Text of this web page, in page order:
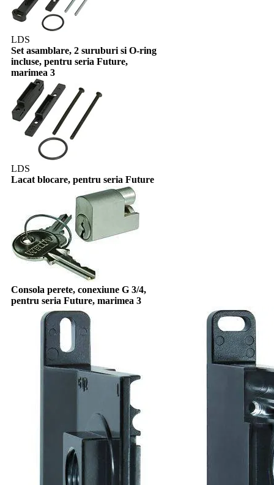
LDS
Set asamblare, 2 suruburi si O-ring
incluse, pentru seria Future,
marimea 3
LDS
Lacat blocare, pentru seria Future
Consola perete, conexiune G 3/4,
pentru seria Future, marimea 3